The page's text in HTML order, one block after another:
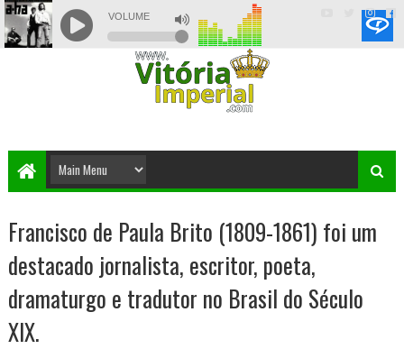
Francisco de Paula Brito (1809-1861) foi um
destacado jornalista, escritor, poeta,
dramaturgo e tradutor no Brasil do Século
XIX.